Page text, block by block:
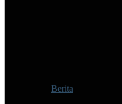
Berita